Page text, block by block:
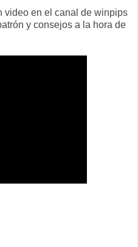
video en el canal de winpips
y consejos a la hora de